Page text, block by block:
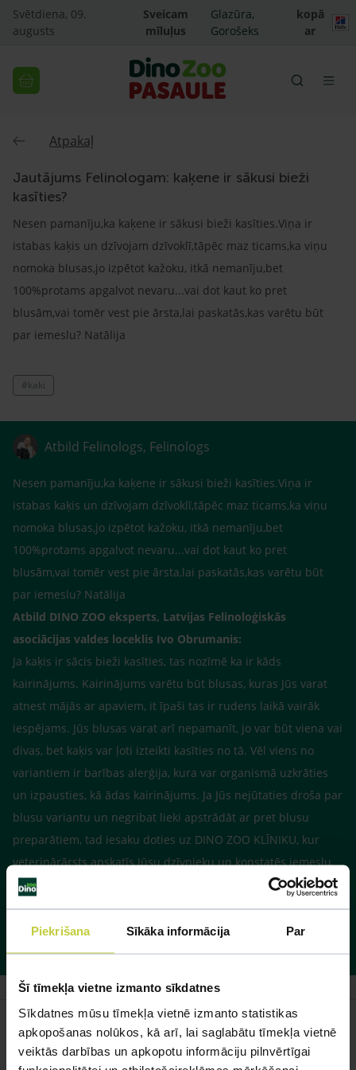
Piekrišana Sīkāka informācija Par
Šī tīmekļa vietne izmanto sīkdatnes
Sīkdatnes mūsu tīmekļa vietnē izmanto statistikas
apkopošanas nolūkos, kā arī, lai saglabātu tīmekļa vietnē
veiktās darbības un apkopotu informāciju pilnvērtīgai
Svētdiena, 09.
augusts
Sveicam
mīluļus
Glazūra,
Gorošeks
kopā
ar
Atpakaļ
Jautājums Felinologam: kaķene ir sākusi bieži
kasīties?
Nesen pamanīju,ka kaķene ir sākusi bieži kasīties.Viņa ir
istabas kaķis un dzīvojam dzīvoklī,tāpēc maz ticams,ka viņu
nomoka blusas,jo izpētot kažoku, itkā nemanīju,bet
100%protams apgalvot nevaru...vai dot kaut ko pret
blusām,vai tomēr vest pie ārsta,lai paskatās,kas varētu būt
par iemeslu? Natālija
#kaki
Atbild Felinologs, Felinologs
Nesen pamanīju,ka kaķene ir sākusi bieži kasīties.Viņa ir
istabas kaķis un dzīvojam dzīvoklī,tāpēc maz ticams,ka viņu
nomoka blusas,jo izpētot kažoku, itkā nemanīju,bet
100%protams apgalvot nevaru...vai dot kaut ko pret
blusām,vai tomēr vest pie ārsta,lai paskatās,kas varētu būt
par iemeslu? Natālija
Atbild DINO ZOO eksperts, Latvijas Felinoloģiskās
asociācijas valdes loceklis Ivo Obrumanis:
Ja kaķis ir sācis bieži kasīties, tas nozīmē ka ir kāds
kairinājums. Kairinājums varētu būt blusas, kuras Jūs varat
atnest mājās ar apaviem, it īpaši tas ir rudens laikā vairāk
iespējams. Jūs blusas varat arī nepamanīt, jo var būt viena vai
divas, bet kaķis var ļoti izteikti kasīties no tā. Vēl viens no
variantiem ir barības alerģija, kura var organismā uzkrāties
un izpausties, kā ādas kairinājums. Ja Jūs nejūtaties droša par
blusu variantu un negribat lieki apstrādāt ar pret blusu
preparātiem, tad iesaku doties uz DINO ZOO KLĪNIKU, kur
veterinārārsts apskatīs Jūsu dzīvnieku un konstatēs iemeslu.
Tad, ja iemesls būs blusas, veterinārārsts apstrādas to ar
kaķiem domātiem medikamentiem, jo ir jābūt uzmanīgiem, jo
kaķiem daudzi medikamenti, kas ir domāti suņiem neder un
var būt pat nāvējoši.